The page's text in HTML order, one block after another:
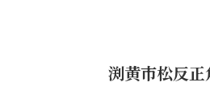
渕黄市松反